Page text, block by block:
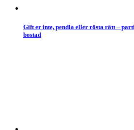
Gift er inte, pendla eller rösta rätt –
bostad